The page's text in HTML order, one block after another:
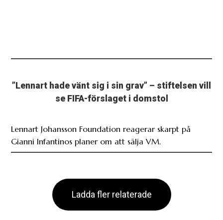
”Lennart hade vänt sig i sin grav” – stiftelsen vill
se FIFA-förslaget i domstol
Lennart Johansson Foundation reagerar skarpt på
Gianni Infantinos planer om att sälja VM.
Ladda fler relaterade